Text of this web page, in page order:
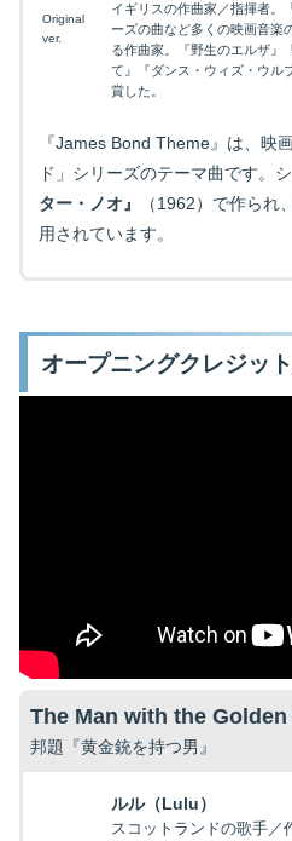
Original
ver.
イギリスの作曲家／指揮者。
ーズの曲など多くの映画音楽
る作曲家。『野生のエルザ』
て』『ダンス・ウィズ・ウル
賞した。
『James Bond Theme』は、映
ド」シリーズのテーマ曲です。
ター・ノオ』
（1962）で作られ
用されています。
オープニングクレジッ
The Man with the Golden
邦題『黄金銃を持つ男』
ルル（Lulu）
スコットランドの歌手／